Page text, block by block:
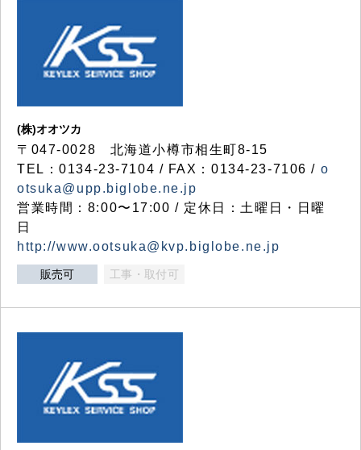
(株)オオツカ
〒047-0028 北海道小樽市相生町8-15
TEL：0134-23-7104 / FAX：0134-23-7106 / o
otsuka@upp.biglobe.ne.jp
営業時間：8:00〜17:00 / 定休日：土曜日・日曜
日
http://www.ootsuka@kvp.biglobe.ne.jp
販売可 工事・取付可